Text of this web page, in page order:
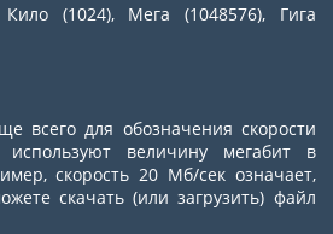
(1024), Мега (1048576), Гига
всего для обозначения скорости
используют величину мегабит в
скорость 20 Мб/сек означает,
скачать (или загрузить) файл